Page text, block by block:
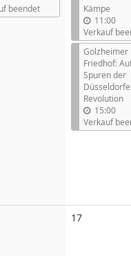
beendet
Kämpe
11:00
Verkauf
Golzheimer
Friedhof:
Spuren der
Revolution
15:00
Verkauf
17Keine